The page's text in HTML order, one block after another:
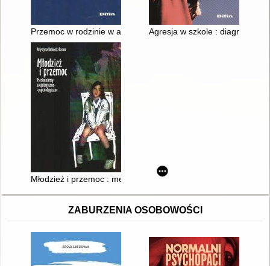
Przemoc w rodzinie w aspekcie Konwencji Rady Europy w
Agresja w szkole : diagnoza i
Młodzież i przemoc : mechanizmy socjologiczno-
ZABURZENIA OSOBOWOŚCI